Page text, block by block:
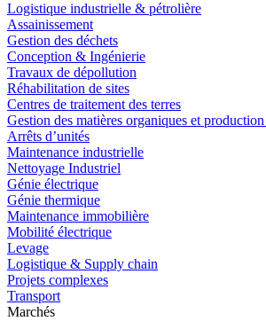
Logistique industrielle & pétrolière
Assainissement
Gestion des déchets
Conception & Ingénierie
Travaux de dépollution
Réhabilitation de sites
Centres de traitement des terres
Gestion des matières organiques et
Arrêts d’unités
Maintenance industrielle
Nettoyage Industriel
Génie électrique
Génie thermique
Maintenance immobilière
Mobilité électrique
Levage
Logistique & Supply chain
Projets complexes
Transport
Marchés